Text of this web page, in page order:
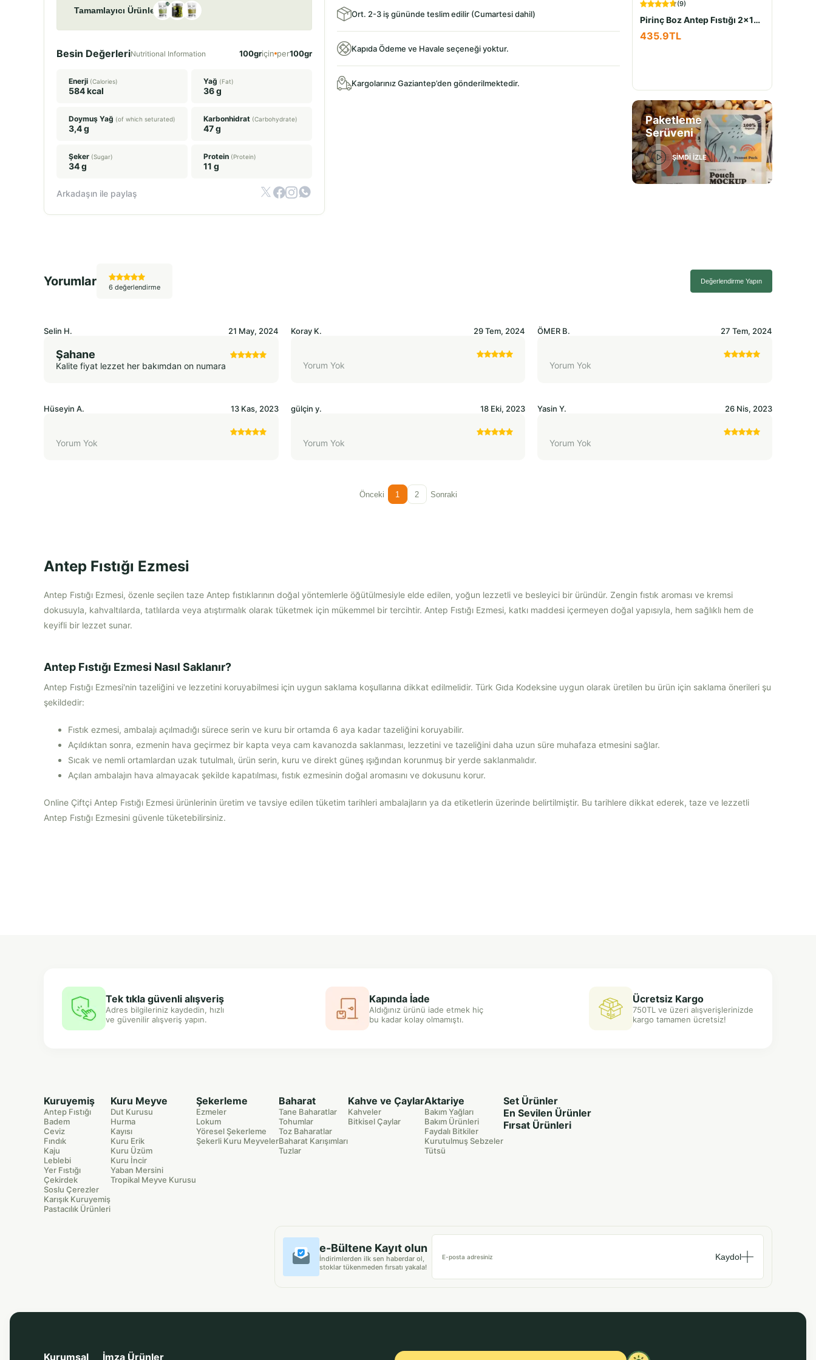
Tamamlayıcı Ürünler
Besin DeğerleriNutritional Information 100griçin per100gr
Enerji (Calories)
584 kcal
Yağ (Fat)
36 g
Doymuş Yağ (of which seturated)
3,4 g
Karbonhidrat (Carbohydrate)
47 g
Şeker (Sugar)
34 g
Protein (Protein)
11 g
Arkadaşın ile paylaş
Ort. 2-3 iş gününde teslim edilir (Cumartesi dahil)
Kapıda Ödeme ve Havale seçeneği yoktur.
Kargolarınız Gaziantep’den gönderilmektedir.
(9)
Pirinç Boz Antep Fıstığı 2x100Gr
435.9TL
Paketleme
Serüveni
ŞİMDİ İZLE
Yorumlar 6 değerlendirme
Değerlendirme Yapın
Selin H. 21 May, 2024
Şahane
Kalite fiyat lezzet her bakımdan on numara
Koray K. 29 Tem, 2024
Yorum Yok
ÖMER B. 27 Tem, 2024
Yorum Yok
Hüseyin A. 13 Kas, 2023
Yorum Yok
gülçin y. 18 Eki, 2023
Yorum Yok
Yasin Y. 26 Nis, 2023
Yorum Yok
Önceki 1 2 Sonraki
Antep Fıstığı Ezmesi
Antep Fıstığı Ezmesi, özenle seçilen taze Antep fıstıklarının doğal yöntemlerle öğütülmesiyle elde edilen, yoğun lezzetli ve besleyici bir üründür. Zengin fıstık aroması ve kremsi
dokusuyla, kahvaltılarda, tatlılarda veya atıştırmalık olarak tüketmek için mükemmel bir tercihtir. Antep Fıstığı Ezmesi, katkı maddesi içermeyen doğal yapısıyla, hem sağlıklı hem de
keyifli bir lezzet sunar.
Antep Fıstığı Ezmesi Nasıl Saklanır?
Antep Fıstığı Ezmesi'nin tazeliğini ve lezzetini koruyabilmesi için uygun saklama koşullarına dikkat edilmelidir. Türk Gıda Kodeksine uygun olarak üretilen bu ürün için saklama önerileri şu
şekildedir:
Fıstık ezmesi, ambalajı açılmadığı sürece serin ve kuru bir ortamda 6 aya kadar tazeliğini koruyabilir.
Açıldıktan sonra, ezmenin hava geçirmez bir kapta veya cam kavanozda saklanması, lezzetini ve tazeliğini daha uzun süre muhafaza etmesini sağlar.
Sıcak ve nemli ortamlardan uzak tutulmalı, ürün serin, kuru ve direkt güneş ışığından korunmuş bir yerde saklanmalıdır.
Açılan ambalajın hava almayacak şekilde kapatılması, fıstık ezmesinin doğal aromasını ve dokusunu korur.
Online Çiftçi Antep Fıstığı Ezmesi ürünlerinin üretim ve tavsiye edilen tüketim tarihleri ambalajların ya da etiketlerin üzerinde belirtilmiştir. Bu tarihlere dikkat ederek, taze ve lezzetli
Antep Fıstığı Ezmesini güvenle tüketebilirsiniz.
Tek tıkla güvenli alışveriş
Adres bilgileriniz kaydedin, hızlı
ve güvenilir alışveriş yapın.
Kapında İade
Aldığınız ürünü iade etmek hiç
bu kadar kolay olmamıştı.
Ücretsiz Kargo
750TL ve üzeri alışverişlerinizde
kargo tamamen ücretsiz!
Kuruyemiş
Antep Fıstığı
Badem
Ceviz
Fındık
Kaju
Leblebi
Yer Fıstığı
Çekirdek
Soslu Çerezler
Karışık Kuruyemiş
Pastacılık Ürünleri
Kuru Meyve
Dut Kurusu
Hurma
Kayısı
Kuru Erik
Kuru Üzüm
Kuru İncir
Yaban Mersini
Tropikal Meyve Kurusu
Şekerleme
Ezmeler
Lokum
Yöresel Şekerleme
Şekerli Kuru Meyveler
Baharat
Tane Baharatlar
Tohumlar
Toz Baharatlar
Baharat Karışımları
Tuzlar
Kahve ve Çaylar
Kahveler
Bitkisel Çaylar
Aktariye
Bakım Yağları
Bakım Ürünleri
Faydalı Bitkiler
Kurutulmuş Sebzeler
Tütsü
Set Ürünler
En Sevilen Ürünler
Fırsat Ürünleri
e-Bültene Kayıt olun
İndirimlerden ilk sen haberdar ol,
stoklar tükenmeden fırsatı yakala!
E-posta adresiniz Kaydol
Kurumsal İmza Ürünler